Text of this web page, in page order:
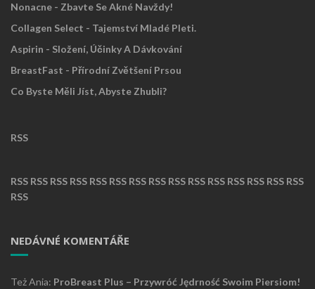
Nonacne - Zbavte Se Akné Navždy!
Collagen Select - Tajemství Mladé Pleti.
Aspirin - Složení, Účinky A Dávkování
BreastFast - Přírodní Zvětšení Prsou
Co Byste Měli Jíst, Abyste Zhubli?
RSS
RSS RSS RSS RSS RSS RSS RSS RSS RSS RSS RSS RSS RSS RSS RSS
RSS
NEDÁVNÉ KOMENTÁŘE
Też Ania: ProBreast Plus – Przywróć Jędrność Swoim Piersiom!